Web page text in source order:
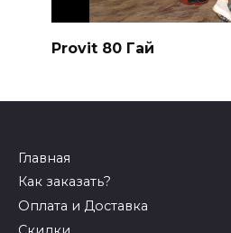
Provit 80 Гай
Главная
Как заказать?
Оплата и Доставка